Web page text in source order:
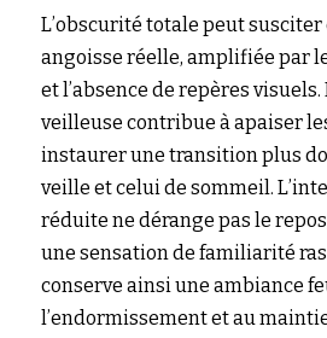
L’obscurité totale peut
angoisse réelle, amplifiée par
et l’absence de repères visuels.
veilleuse contribue à apaiser
instaurer une transition plus
veille et celui de sommeil.
réduite ne dérange pas le
une sensation de familiarité
conserve ainsi une ambiance
l’endormissement et au